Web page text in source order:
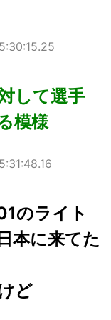
して選手
模様
のライト
本に来てた
ど